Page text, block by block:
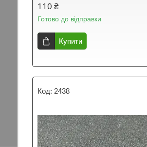
110 ₴
Готово до відправки
Купити
2438